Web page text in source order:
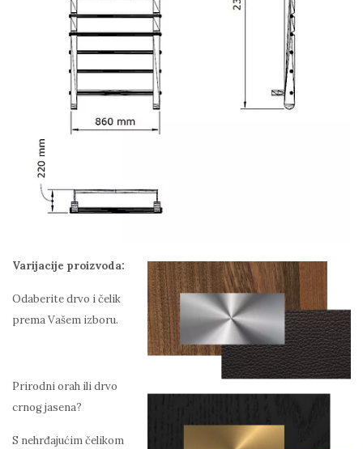
Varijacije proizvoda:
Odaberite drvo i čelik
prema Vašem izboru.
Prirodni orah ili drvo
crnog jasena?
S nehrđajućim čelikom